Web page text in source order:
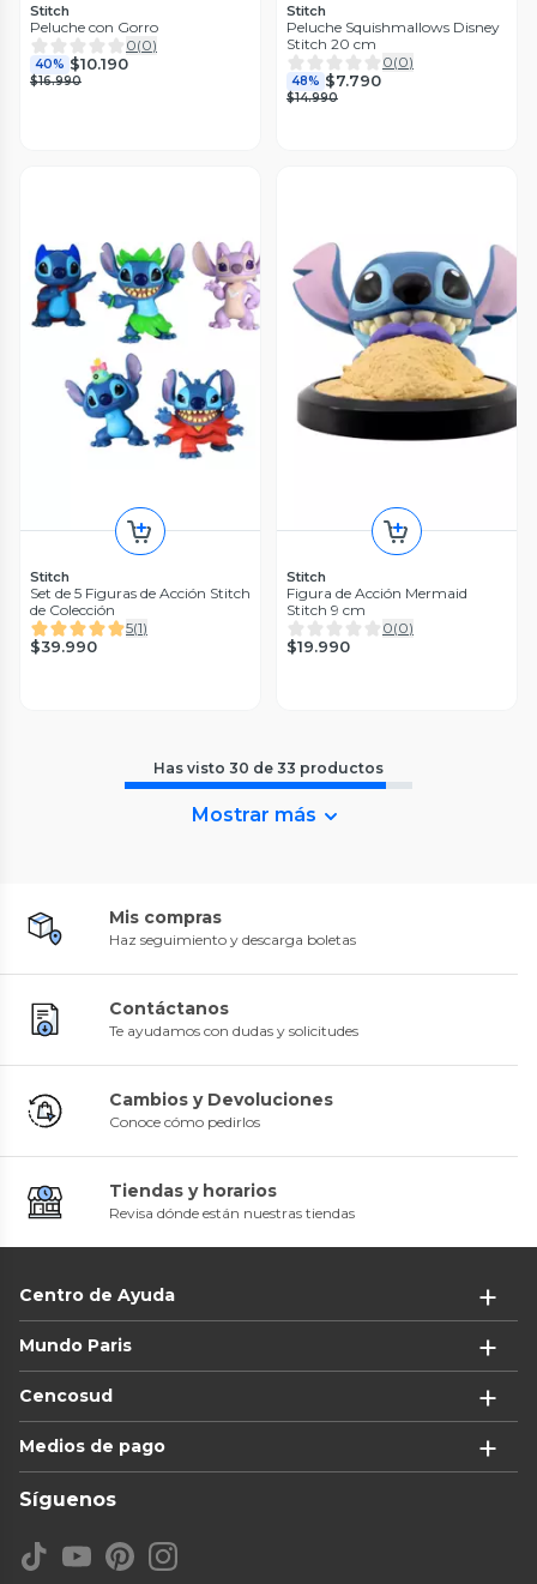
Stitch
Peluche con Gorro
0(0)
40% $10.190
$16.990
Stitch
Peluche Squishmallows Disney
Stitch 20 cm
0(0)
48% $7.790
$14.990
Stitch
Set de 5 Figuras de Acción Stitch
de Colección
5(1)
$39.990
Stitch
Figura de Acción Mermaid
Stitch 9 cm
0(0)
$19.990
Has visto 30 de 33 productos
Mostrar más
Mis compras
Haz seguimiento y descarga boletas
Contáctanos
Te ayudamos con dudas y solicitudes
Cambios y Devoluciones
Conoce cómo pedirlos
Tiendas y horarios
Revisa dónde están nuestras tiendas
Centro de Ayuda
Mundo Paris
Cencosud
Medios de pago
Síguenos